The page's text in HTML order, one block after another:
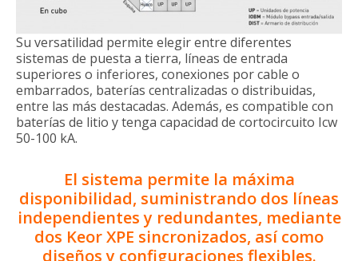
Su versatilidad permite elegir entre diferentes
sistemas de puesta a tierra, líneas de entrada
superiores o inferiores, conexiones por cable o
embarrados, baterías centralizadas o distribuidas,
entre las más destacadas. Además, es compatible con
baterías de litio y tenga capacidad de cortocircuito Icw
50-100 kA.
El sistema permite la máxima
disponibilidad, suministrando dos líneas
independientes y redundantes, mediante
dos Keor XPE sincronizados, así como
diseños y configuraciones flexibles.